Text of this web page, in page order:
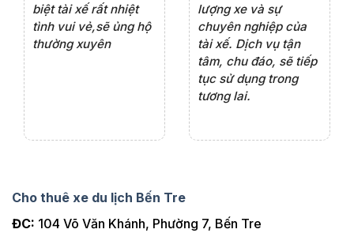
biệt tài xế rất nhiệt
tình vui vẻ,sẽ ủng hộ
thường xuyên
lượng xe và sự
chuyên nghiệp của
tài xế. Dịch vụ tận
tâm, chu đáo, sẽ tiếp
tục sử dụng trong
tương lai.
Cho thuê xe du lịch Bến Tre
ĐC: 104 Võ Văn Khánh, Phường 7, Bến Tre